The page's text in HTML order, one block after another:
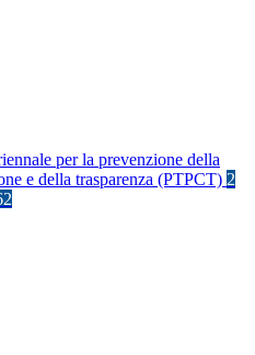
per la prevenzione della
e della trasparenza (PTPCT) 2